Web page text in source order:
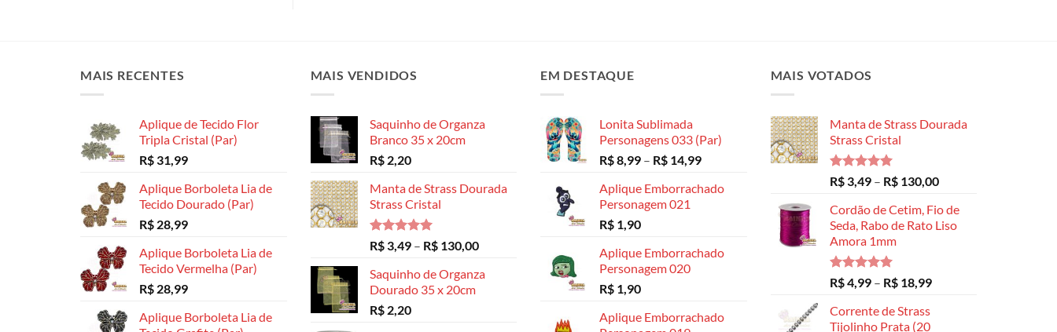
MAIS RECENTES
Aplique de Tecido Flor
Tripla Cristal (Par)
R$ 31,99
Aplique Borboleta Lia de
Tecido Dourado (Par)
R$ 28,99
Aplique Borboleta Lia de
Tecido Vermelha (Par)
R$ 28,99
Aplique Borboleta Lia de
MAIS VENDIDOS
Saquinho de Organza
Branco 35 x 20cm
R$2,20
Manta de Strass Dourada
Strass Cristal
Avaliação
5.00
de 5
R$3,49 – R$130,00Faixa
preço:
Saquinho de Organza
Dourado 35 x 20cm
R$2,20
EM DESTAQUE
Lonita Sublimada
Personagens 033 (Par)
R$8,99 – R$ 14,99Faixa
preço:
Aplique Emborrachado
Personagem 021
R$ 1,90
Aplique Emborrachado
Personagem 020
R$ 1,90
Aplique Emborrachado
MAIS VOTADOS
Manta de Strass Dourada
Strass Cristal
Avaliação
5.00
de 5
R$3,49 – R$130,00Faixa
preço:
R$ 3,49
Cordão de Cetim, Fio de
Seda, Rabo de Rato Liso
Amora 1mm
Avaliação
5.00
de 5
R$4,99 – R$18,99Faixa
Corrente de Strass
Tijolinho Prata (20